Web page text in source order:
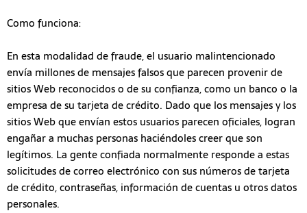
Como funciona:
En esta modalidad de fraude, el usuario malintencionado
envía millones de mensajes falsos que parecen provenir de
sitios Web reconocidos o de su confianza, como un banco o la
empresa de su tarjeta de crédito. Dado que los mensajes y los
sitios Web que envían estos usuarios parecen oficiales, logran
engañar a muchas personas haciéndoles creer que son
legítimos. La gente confiada normalmente responde a estas
solicitudes de correo electrónico con sus números de tarjeta
de crédito, contraseñas, información de cuentas u otros datos
personales.